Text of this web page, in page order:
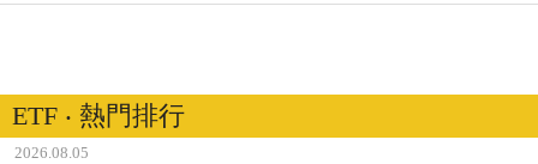
ETF ‧ 熱門排行
2026.08.05